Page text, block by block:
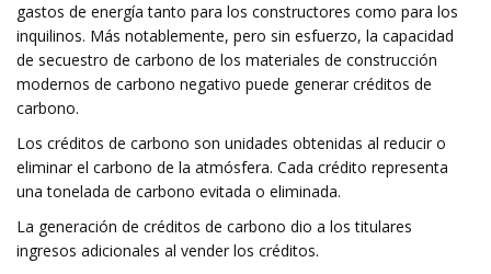
gastos de energía tanto para los constructores como para los
inquilinos. Más notablemente, pero sin esfuerzo, la capacidad
de secuestro de carbono de los materiales de construcción
modernos de carbono negativo puede generar créditos de
carbono.
Los créditos de carbono son unidades obtenidas al reducir o
eliminar el carbono de la atmósfera. Cada crédito representa
una tonelada de carbono evitada o eliminada.
La generación de créditos de carbono dio a los titulares
ingresos adicionales al vender los créditos.